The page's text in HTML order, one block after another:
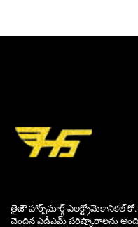
తైజౌ హార్స్‌మార్గ్ ఎలక్ట్రోమెకానికల్
చెందిన ఎడిఎమ్ పరిష్కారాలను